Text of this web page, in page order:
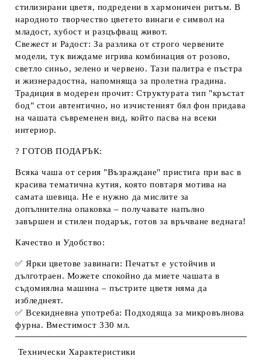
стилизирани цветя, подредени в хармоничен ритъм. В
народното творчество цветето винаги е символ на
младост, хубост и разцъфващ живот.
Свежест и Радост: За разлика от строго червените
модели, тук виждаме игрива комбинация от розово,
светло синьо, зелено и червено. Тази палитра е пъстра
и жизнерадостна, напомняща за пролетна градина.
Традиция в модерен прочит: Структурата тип "кръстат
бод" стои автентично, но изчистеният бял фон придава
на чашата съвременен вид, който пасва на всеки
интериор.
? ГОТОВ ПОДАРЪК:
Всяка чаша от серия "Възраждане" пристига при вас в
красива тематична кутия, която повтаря мотива на
самата шевица. Не е нужно да мислите за
допълнителна опаковка – получавате напълно
завършен и стилен подарък, готов за връчване веднага!
Качество и Удобство:
✅ Ярки цветове завинаги: Печатът е устойчив и
дълготраен. Можете спокойно да миете чашата в
съдомиялна машина – пъстрите цветя няма да
избледнеят.
✅Всекидневна употреба: Подходяща за микровълнова
фурна. Вместимост 330 мл.
Технически Характеристики